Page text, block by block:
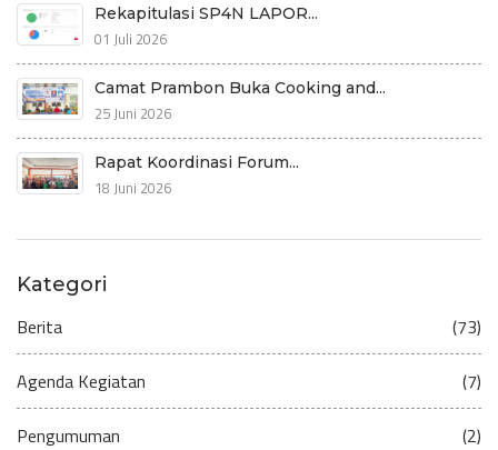
Rekapitulasi SP4N LAPOR...
01 Juli 2026
Camat Prambon Buka Cooking and...
25 Juni 2026
Rapat Koordinasi Forum...
18 Juni 2026
Kategori
Berita (73)
Agenda Kegiatan (7)
Pengumuman (2)